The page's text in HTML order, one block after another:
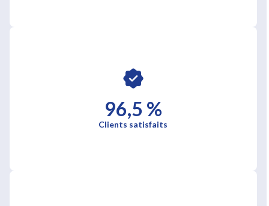
96,5 %
Clients satisfaits